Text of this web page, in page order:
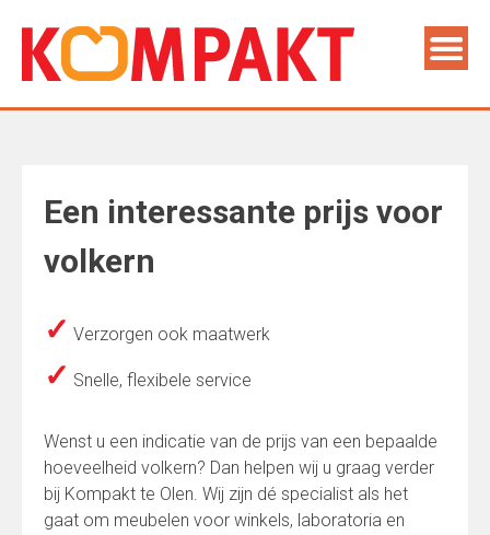
Een interessante prijs voor
volkern
✓ Verzorgen ook maatwerk
✓ Snelle, flexibele service
Wenst u een indicatie van de prijs van een bepaalde
hoeveelheid volkern? Dan helpen wij u graag verder
bij Kompakt te Olen. Wij zijn dé specialist als het
gaat om meubelen voor winkels, laboratoria en